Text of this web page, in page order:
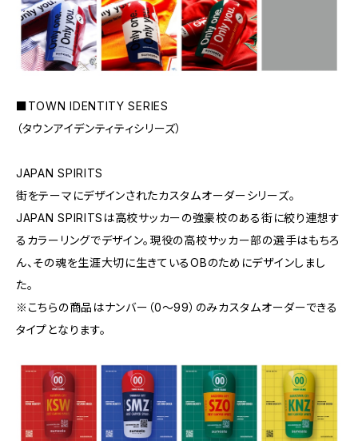
■TOWN IDENTITY SERIES
（タウンアイデンティティシリーズ）
JAPAN SPIRITS
街をテーマにデザインされたカスタムオーダーシリーズ。
JAPAN SPIRITSは高校サッカーの強豪校のある街に絞り連想す
るカラーリングでデザイン。現役の高校サッカー部の選手はもちろ
ん、その魂を生涯大切に生きているOBのためにデザインしまし
た。
※こちらの商品はナンバー（0〜99）のみカスタムオーダーできる
タイプとなります。